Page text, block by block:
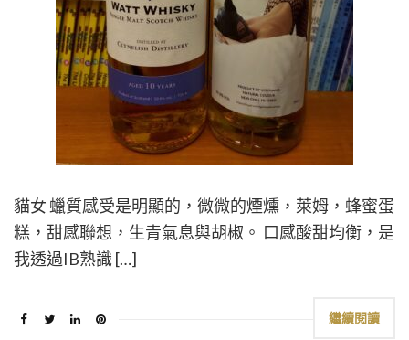
貓女 蠟質感受是明顯的，微微的煙燻，萊姆，蜂蜜蛋
糕，甜感聯想，生青氣息與胡椒。 口感酸甜均衡，是
我透過IB熟識 […]
繼續閱讀